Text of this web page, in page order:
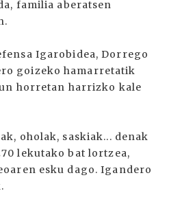
familia aberatsen
Igarobidea, Dorrego
goizeko hamarretatik
horretan harrizko kale
oholak, saskiak... denak
lekutako bat lortzea,
esku dago. Igandero